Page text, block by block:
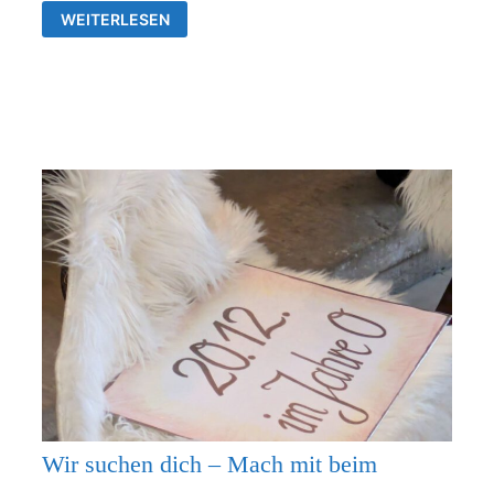
MARTINSFEST
MIT
WEITERLESEN
Wir suchen dich – Mach mit beim